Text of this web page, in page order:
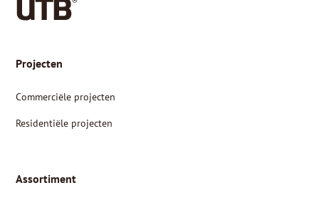
Projecten
Commerciële projecten
Residentiële projecten
Assortiment